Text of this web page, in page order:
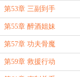
第53章 三副到手
第55章 醉酒姐妹
第57章 功夫骨魔
第59章 救援行动